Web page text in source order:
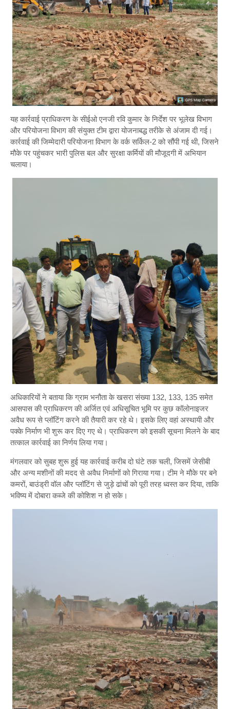
यह कार्रवाई प्राधिकरण के सीईओ एनजी रवि कुमार के निर्देश पर भूलेख विभाग
और परियोजना विभाग की संयुक्त टीम द्वारा योजनाबद्ध तरीके से अंजाम दी गई।
कार्रवाई की जिम्मेदारी परियोजना विभाग के वर्क सर्किल-2 को सौंपी गई थी, जिसने
मौके पर पहुंचकर भारी पुलिस बल और सुरक्षा कर्मियों की मौजूदगी में अभियान
चलाया।
अधिकारियों ने बताया कि ग्राम भनौता के खसरा संख्या 132, 133, 135 समेत
आसपास की प्राधिकरण की अर्जित एवं अधिसूचित भूमि पर कुछ कॉलोनाइजर
अवैध रूप से प्लॉटिंग करने की तैयारी कर रहे थे। इसके लिए वहां अस्थायी और
पक्के निर्माण भी शुरू कर दिए गए थे। प्राधिकरण को इसकी सूचना मिलने के बाद
तत्काल कार्रवाई का निर्णय लिया गया।
मंगलवार को सुबह शुरू हुई यह कार्रवाई करीब दो घंटे तक चली, जिसमें जेसीबी
और अन्य मशीनों की मदद से अवैध निर्माणों को गिराया गया। टीम ने मौके पर बने
कमरों, बाउंड्री वॉल और प्लॉटिंग से जुड़े ढांचों को पूरी तरह ध्वस्त कर दिया, ताकि
भविष्य में दोबारा कब्जे की कोशिश न हो सके।